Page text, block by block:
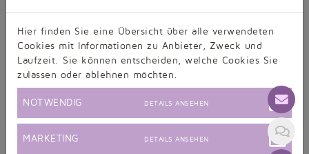
SERVICE & SUPPORT:
EINHALTUNG LIEFERZEIT:
Hier finden Sie eine Übersicht über alle verwendeten
Cookies mit Informationen zu Anbieter, Zweck und
Laufzeit. Sie können entscheiden, welche Cookies Sie
zulassen oder ablehnen möchten.
NOTWENDIG DETAILS ANSEHEN
MARKETING DETAILS ANSEHEN